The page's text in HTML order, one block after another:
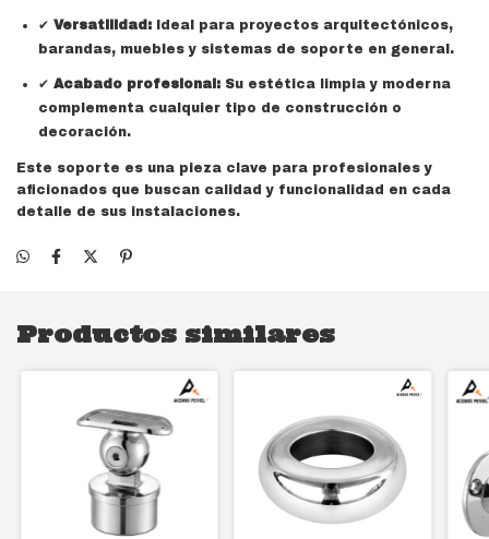
✔ Versatilidad: Ideal para proyectos arquitectónicos,
barandas, muebles y sistemas de soporte en general.
✔ Acabado profesional: Su estética limpia y moderna
complementa cualquier tipo de construcción o
decoración.
Este soporte es una pieza clave para profesionales y
aficionados que buscan calidad y funcionalidad en cada
detalle de sus instalaciones.
Productos similares